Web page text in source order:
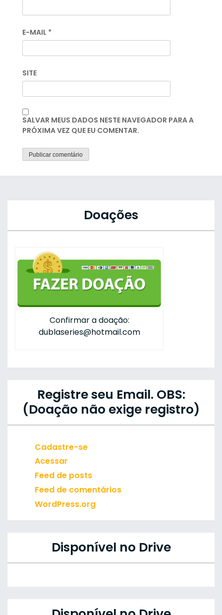
E-MAIL *
SITE
SALVAR MEUS DADOS NESTE NAVEGADOR PARA A
PRÓXIMA VEZ QUE EU COMENTAR.
Doações
Confirmar a doação:
dublaseries@hotmail.com
Registre seu Email. OBS:
(Doação não exige registro)
Cadastre-se
Acessar
Feed de posts
Feed de comentários
WordPress.org
Disponível no Drive